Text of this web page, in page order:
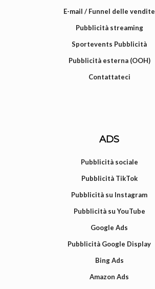
E-mail / Funnel delle vendite
Pubblicità streaming
Sportevents Pubblicità
Pubblicità esterna (OOH)
Contattateci
ADS
Pubblicità sociale
Pubblicità TikTok
Pubblicità su Instagram
Pubblicità su YouTube
Google Ads
Pubblicità Google Display
Bing Ads
Amazon Ads